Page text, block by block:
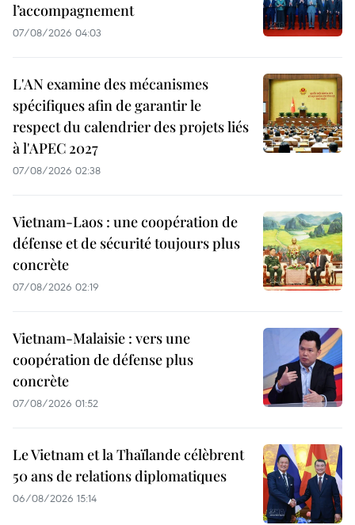
l’accompagnement
07/08/2026 04:03
L'AN examine des mécanismes
spécifiques afin de garantir le
respect du calendrier des projets liés
à l'APEC 2027
07/08/2026 02:38
Vietnam-Laos : une coopération de
défense et de sécurité toujours plus
concrète
07/08/2026 02:19
Vietnam-Malaisie : vers une
coopération de défense plus
concrète
07/08/2026 01:52
Le Vietnam et la Thaïlande célèbrent
50 ans de relations diplomatiques
06/08/2026 15:14